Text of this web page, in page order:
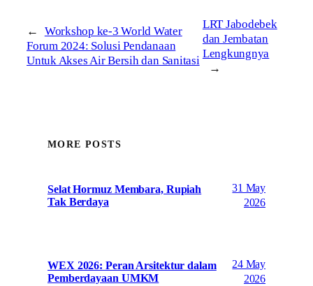
←
Workshop ke-3 World Water
Forum 2024: Solusi Pendanaan
Untuk Akses Air Bersih dan Sanitasi
LRT Jabodebek
dan Jembatan
Lengkungnya
→
MORE POSTS
Selat Hormuz Membara, Rupiah
Tak Berdaya
31 May
2026
WEX 2026: Peran Arsitektur dalam
Pemberdayaan UMKM
24 May
2026